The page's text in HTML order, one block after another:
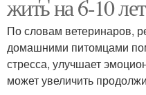
жить на 6-10
По словам ветеринаров,
домашними питомцами
стресса, улучшает
может увеличить